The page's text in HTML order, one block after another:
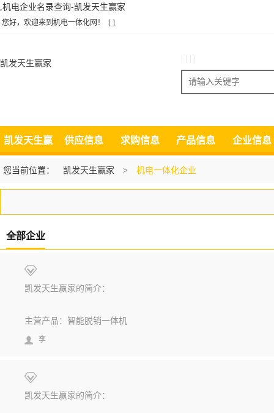
,机电企业名录查询-凯发天生赢家
您好，欢迎来到机电一体化网！ [ ]
凯发天生赢家
搜索
凯发天生赢
家
供应信息 求购信息 产品信息 企业信息
您当前位置： 凯发天生赢家 > 机电一体化企业
全部企业
凯发天生赢家的简介：
主营产品：智能脱销一体机
李
凯发天生赢家的简介：